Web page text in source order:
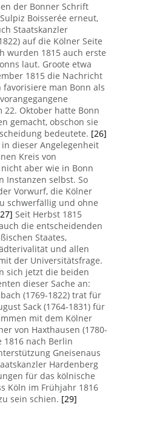
der Bonner Schrift
Boisserée erneut,
Staatskanzler
auf die Kölner Seite
wurden 1815 auch erste
laut. Groote etwa
1815 die Nachricht
man Bonn als
22. Oktober hatte Bonn
gemacht, obschon sie
bedeutete. [26]
dieser Angelegenheit
Kreis von
aber wie in Bonn
Instanzen selbst. So
Vorwurf, die Kölner
schwerfällig und ohne
Seit Herbst 1815
die entscheidenden
Staates,
und allen
der Universitätsfrage.
sich jetzt die beiden
dieser Sache an:
(1769-1822) trat für
Sack (1764-1831) für
mit dem Kölner
von Haxthausen (1780-
1816 nach Berlin
Gneisenaus
Hardenberg
für das kölnische
Köln im Frühjahr 1816
sein schien. [29]